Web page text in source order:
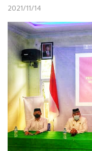
2021/11/14